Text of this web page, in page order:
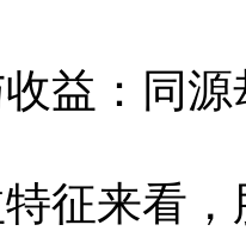
益：同
征来看